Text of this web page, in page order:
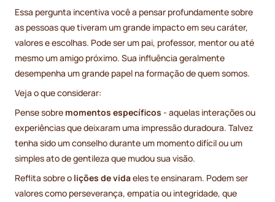
Essa pergunta incentiva você a pensar profundamente sobre
as pessoas que tiveram um grande impacto em seu caráter,
valores e escolhas. Pode ser um pai, professor, mentor ou até
mesmo um amigo próximo. Sua influência geralmente
desempenha um grande papel na formação de quem somos.
Veja o que considerar:
Pense sobre momentos específicos - aquelas interações ou
experiências que deixaram uma impressão duradoura. Talvez
tenha sido um conselho durante um momento difícil ou um
simples ato de gentileza que mudou sua visão.
Reflita sobre o lições de vidaeles te ensinaram. Podem ser
valores como perseverança, empatia ou integridade, que